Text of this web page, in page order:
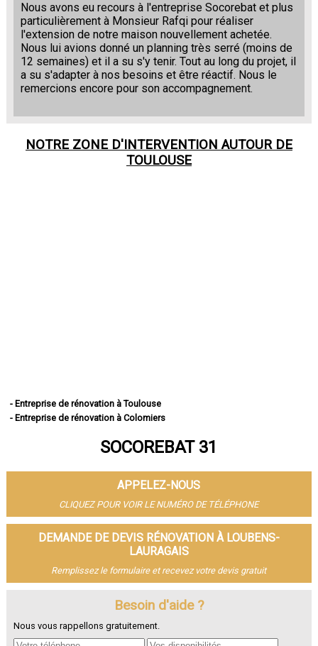
Nous avons eu recours à l'entreprise Socorebat et plus
particulièrement à Monsieur Rafqi pour réaliser
l'extension de notre maison nouvellement achetée.
Nous lui avions donné un planning très serré (moins de
12 semaines) et il a su s'y tenir. Tout au long du projet, il
a su s'adapter à nos besoins et être réactif. Nous le
remercions encore pour son accompagnement.
NOTRE ZONE D'INTERVENTION AUTOUR DE
TOULOUSE
- Entreprise de rénovation à Toulouse
- Entreprise de rénovation à Colomiers
- Entreprise de rénovation à Muret
- Entreprise de rénovation à Plaisance-du-Touch
- Entreprise de rénovation à Cugnaux
- Entreprise de rénovation à Balma
- Entreprise de rénovation à L'Union
- Entreprise de rénovation à Saint-Gaudens
- Entreprise de rénovation à Ramonville-Saint-Agne
- Entreprise de rénovation à Castanet-Tolosan
- Entreprise de rénovation à Saint-Jean
- Entreprise de rénovation à Revel
SOCOREBAT 31
APPELEZ-NOUS
CLIQUEZ POUR VOIR LE NUMÉRO DE TÉLÉPHONE
DEMANDE DE DEVIS RÉNOVATION À LOUBENS-
LAURAGAIS
Remplissez le formulaire et recevez votre devis gratuit
Besoin d'aide ?
Nous vous rappellons gratuitement.